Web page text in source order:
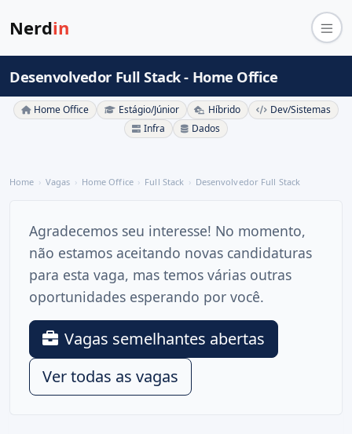
Nerdin
Desenvolvedor Full Stack - Home Office
Home Office Estágio/Júnior Híbrido
Dev/Sistemas
Infra
Dados
Home Vagas Home Office Full Stack Desenvolvedor Full Stack
Agradecemos seu interesse! No momento,
não estamos aceitando novas candidaturas
para esta vaga, mas temos várias outras
oportunidades esperando por você.
Vagas semelhantes abertas
Ver todas as vagas